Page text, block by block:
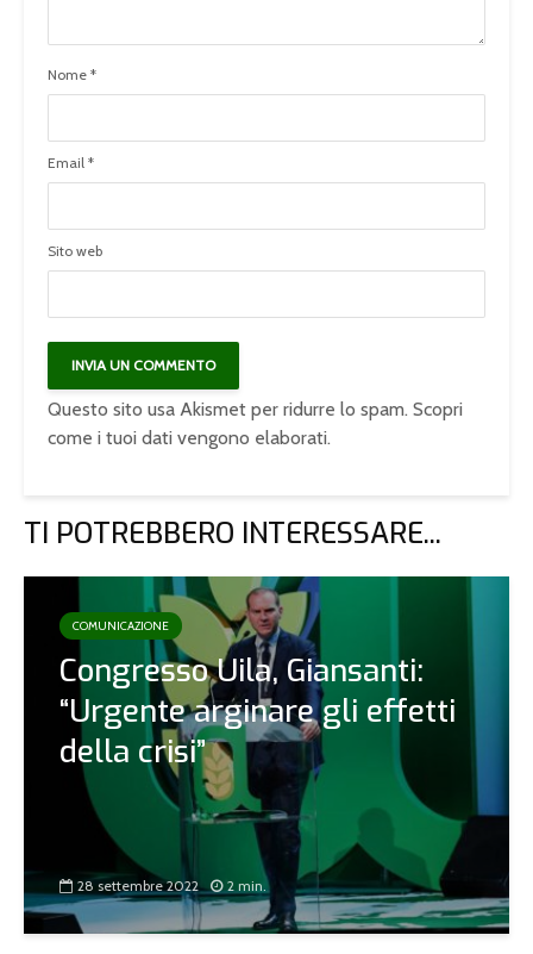
Nome *
Email *
Sito web
Questo sito usa Akismet per ridurre lo spam. Scopri
come i tuoi dati vengono elaborati.
TI POTREBBERO INTERESSARE...
COMUNICAZIONE
Congresso Uila, Giansanti:
“Urgente arginare gli effetti
della crisi”
28 settembre 2022 2 min.